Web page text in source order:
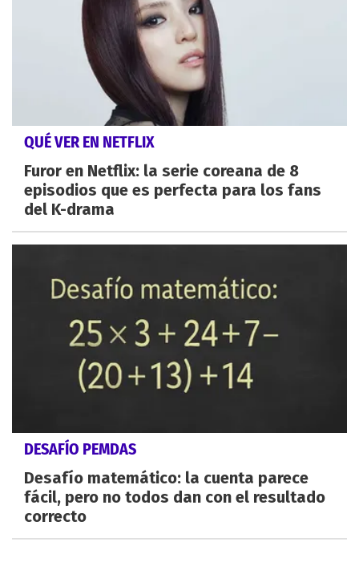
QUÉ VER EN NETFLIX
Furor en Netflix: la serie coreana de 8
episodios que es perfecta para los fans
del K-drama
DESAFÍO PEMDAS
Desafío matemático: la cuenta parece
fácil, pero no todos dan con el resultado
correcto